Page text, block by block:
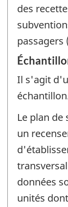
des
passagers
Il s'agit
Le plan
un
données
unités